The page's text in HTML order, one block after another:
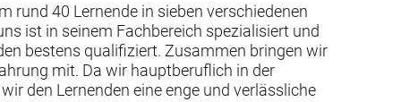
rund 40 Lernende in sieben verschiedenen
ist in seinem Fachbereich spezialisiert und
bestens qualifiziert. Zusammen bringen wir
mit. Da wir hauptberuflich in der
den Lernenden eine enge und verlässliche